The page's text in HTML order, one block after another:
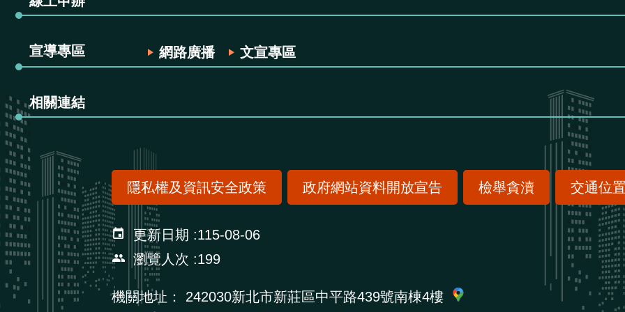
宣導專區 網路廣播 文宣專區
相關連結
隱私權及資訊安全政策 政府網站資料開放宣告 檢舉貪瀆 交通位
更新日期
115-08-06
瀏覽人次
199
機關地址： 242030新北市新莊區中平路439號南棟4樓